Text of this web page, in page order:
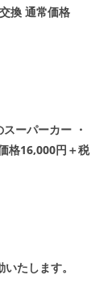
換 通常価格
ーパーカー ・
格16,000円＋税
たします。